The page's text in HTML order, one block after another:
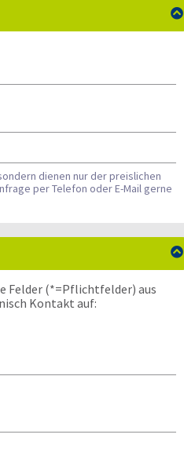

dienen nur der preislichen
per Telefon oder E-Mail gerne

Felder (*=Pflichtfelder) aus
Kontakt auf: